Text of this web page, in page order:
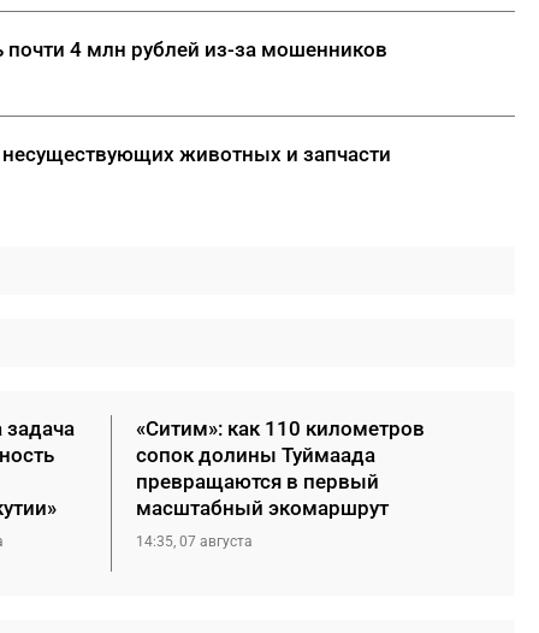
4 млн рублей из-за мошенников
животных и запчасти
«Ситим»: как 110 километров
сопок долины Туймаада
превращаются в первый
масштабный экомаршрут
14:35, 07 августа